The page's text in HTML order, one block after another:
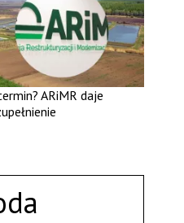
ARiMR daje